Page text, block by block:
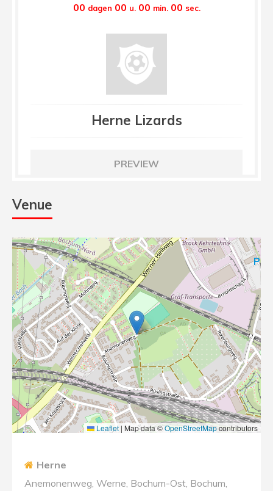
00 dagen 00 u. 00 min. 00 sec.
Herne Lizards
PREVIEW
Venue
Leaflet | Map data ©OpenStreetMapcontributors
Herne
Anemonenweg, Werne, Bochum-Ost, Bochum,